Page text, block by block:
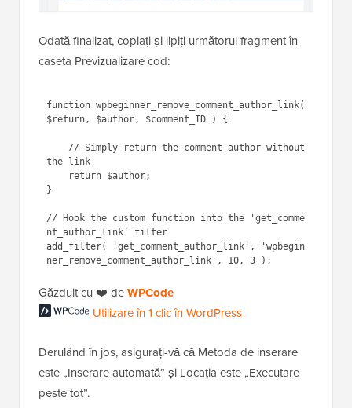
Odată finalizat, copiați și lipiți următorul fragment în
caseta Previzualizare cod:
function wpbeginner_remove_comment_author_link(
$return, $author, $comment_ID ) {
the link
}
// Hook the custom function into the 'get_comme
nt_author_link' filter
add_filter( 'get_comment_author_link', 'wpbegin
Găzduit cu ❤️ de
WPCode
WordPress
Derulând în jos, asigurați-vă că Metoda de inserare
este „Inserare automată” și Locația este „Executare
peste tot”.